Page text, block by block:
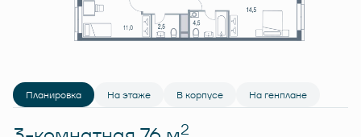
Планировка На этаже В корпусе На генплане
2